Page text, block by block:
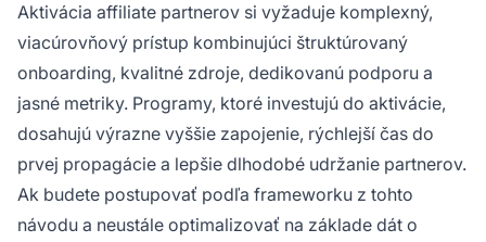
Aktivácia affiliate partnerov si vyžaduje komplexný,
viacúrovňový prístup kombinujúci štruktúrovaný
onboarding, kvalitné zdroje, dedikovanú podporu a
jasné metriky. Programy, ktoré investujú do aktivácie,
dosahujú výrazne vyššie zapojenie, rýchlejší čas do
prvej propagácie a lepšie dlhodobé udržanie partnerov.
Ak budete postupovať podľa frameworku z tohto
návodu a neustále optimalizovať na základe dát o